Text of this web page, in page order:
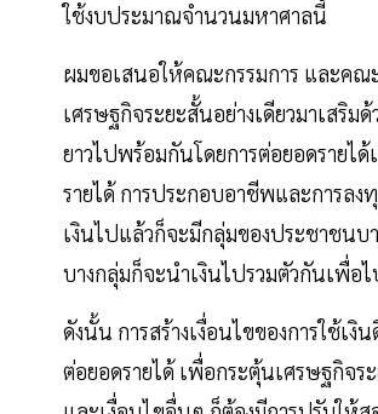
ใช้งบประมาณจำนวนมหาศาลนี้
ผมขอเสนอให้คณะกรรมการ และคณ
เศรษฐกิจระยะสั้นอย่างเดียวมาเสริม
ยาวไปพร้อมกันโดยการต่อยอดรายไ
รายได้ การประกอบอาชีพและการล
เงินไปแล้วก็จะมีกลุ่มของประชาชน
บางกลุ่มก็จะนำเงินไปรวมตัวกันเพื่อ
ดังนั้น การสร้างเงื่อนไขของการใช้
ต่อยอดรายได้ เพื่อกระตุ้นเศรษฐกิจร